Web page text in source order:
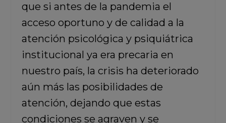
que si antes de la pandemia el
acceso oportuno y de calidad a la
atención psicológica y psiquiátrica
institucional ya era precaria en
nuestro país, la crisis ha deteriorado
aún más las posibilidades de
atención, dejando que estas
condiciones se agraven y se